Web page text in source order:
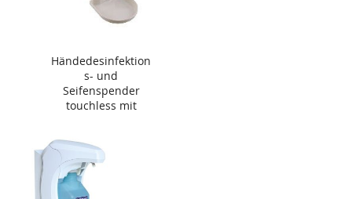
Händedesinfektion
s- und
Seifenspender
touchless mit